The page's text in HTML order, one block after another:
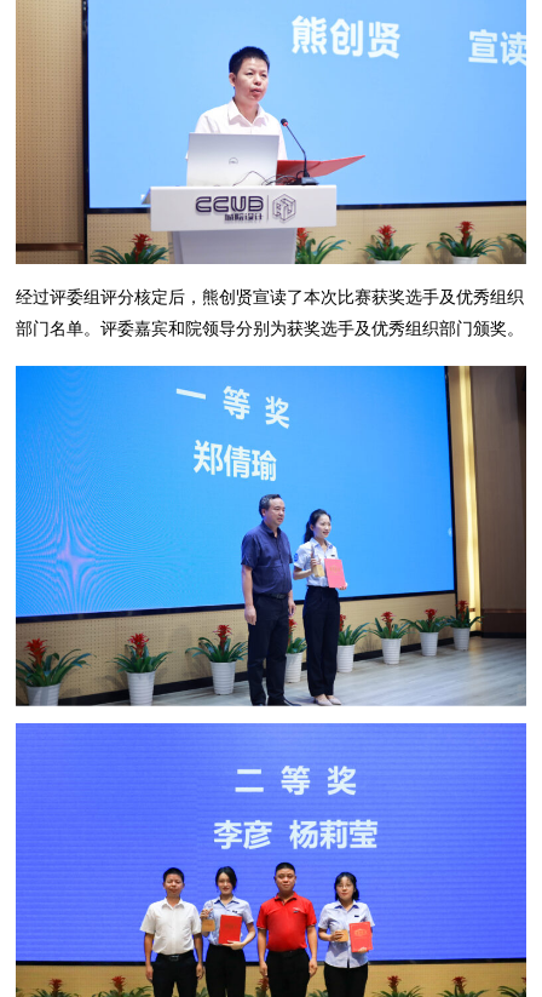
经过评委组评分核定后，熊创贤宣读了本次比赛获奖选手及优秀组织
部门名单。评委嘉宾和院领导分别为获奖选手及优秀组织部门颁奖。